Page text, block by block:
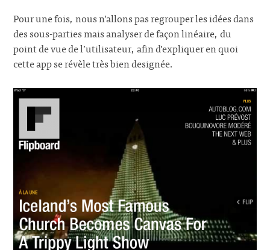
Pour une fois, nous n’allons pas regrouper les idées dans
des sous-parties mais analyser de façon linéaire, du
point de vue de l’utilisateur, afin d’expliquer en quoi
cette app se révèle très bien designée.